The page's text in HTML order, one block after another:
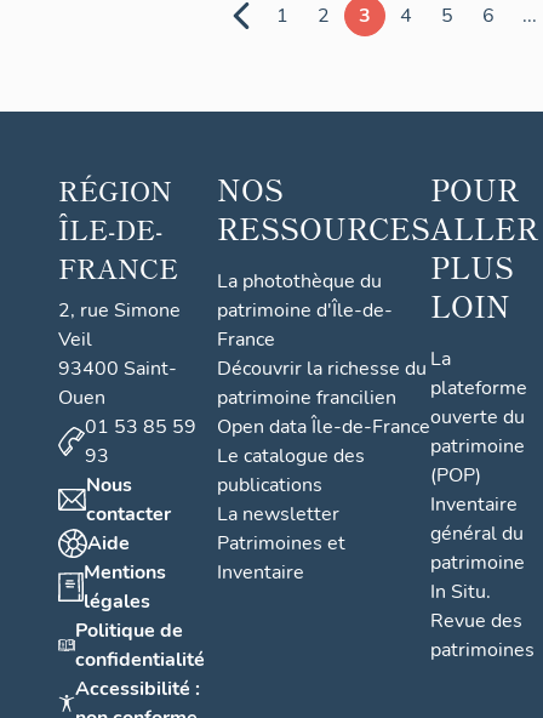
1 2 3 4 5 6 ...
RÉGION
ÎLE-DE-
FRANCE
2, rue Simone
Veil
93400 Saint-
Ouen
01 53 85 59
93
Nous
contacter
Aide
Mentions
légales
Politique de
confidentialité
Accessibilité :
NOS
RESSOURCES
La photothèque du
patrimoine d'Île-de-
France
Découvrir la richesse du
patrimoine francilien
Open data Île-de-France
Le catalogue des
publications
La newsletter
Patrimoines et
Inventaire
POUR
ALLER
PLUS
LOIN
La
plateforme
ouverte du
patrimoine
(POP)
Inventaire
général du
patrimoine
In Situ.
Revue des
patrimoines